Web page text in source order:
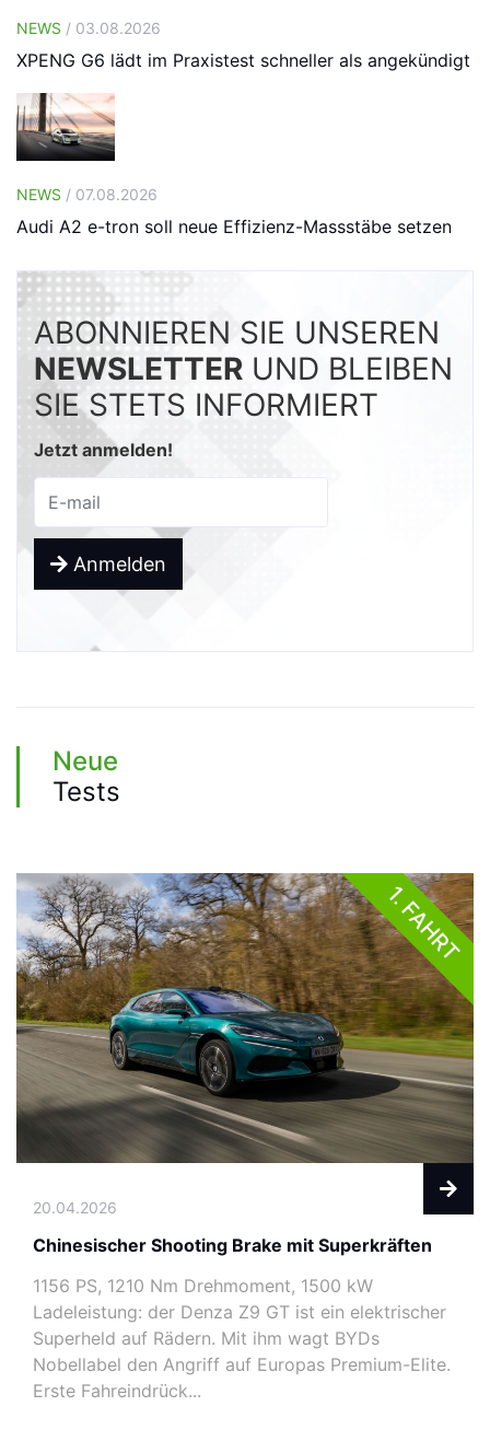
NEWS / 03.08.2026
XPENG G6 lädt im Praxistest schneller als angekündigt
NEWS / 07.08.2026
Audi A2 e-tron soll neue Effizienz-Massstäbe setzen
ABONNIEREN SIE UNSEREN
NEWSLETTER UND BLEIBEN
SIE STETS INFORMIERT
Jetzt anmelden!
Anmelden
Neue
Tests
1. FAHRT
20.04.2026
Chinesischer Shooting Brake mit Superkräften
1156 PS, 1210 Nm Drehmoment, 1500 kW
Ladeleistung: der Denza Z9 GT ist ein elektrischer
Superheld auf Rädern. Mit ihm wagt BYDs
Nobellabel den Angriff auf Europas Premium-Elite.
Erste Fahreindrück...